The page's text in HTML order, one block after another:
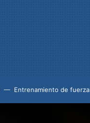
Entrenamiento de fuerza